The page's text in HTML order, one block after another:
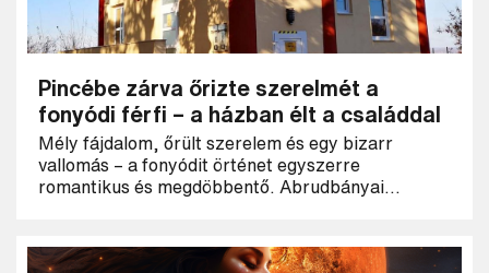
Pincébe zárva őrizte szerelmét a
fonyódi férfi – a házban élt a családdal
Mély fájdalom, őrült szerelem és egy bizarr
vallomás – a fonyódit örténet egyszerre
romantikus és megdöbbentő. Abrudbányai...